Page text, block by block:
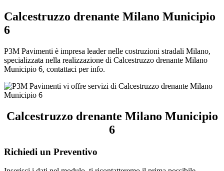
Calcestruzzo drenante Milano Municipio
6
P3M Pavimenti è impresa leader nelle costruzioni stradali Milano,
specializzata nella realizzazione di Calcestruzzo drenante Milano
Municipio 6, contattaci per info.
Calcestruzzo drenante Milano Municipio
6
Richiedi un Preventivo